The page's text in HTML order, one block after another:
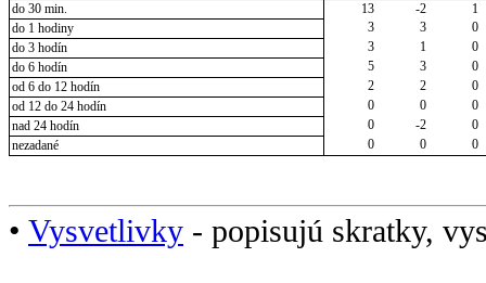
do 30 min.
13 -2
1
do 1 hodiny
3 3
0
do 3 hodín
3 1
0
do 6 hodín
5 3
0
od 6 do 12 hodín
2 2
0
od 12 do 24 hodín
0 0
0
nad 24 hodín
0 -2
0
nezadané
0 0 0
• Vysvetlivky - popisujú skratky,